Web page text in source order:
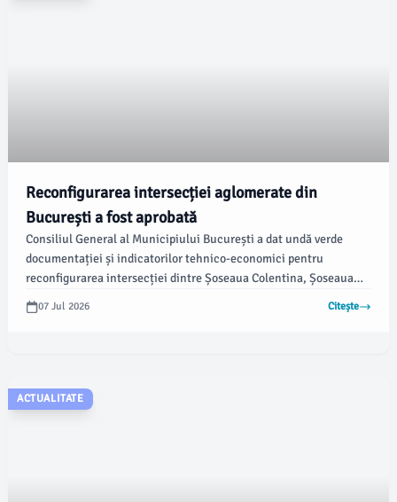
Reconfigurarea intersecției aglomerate din
București a fost aprobată
Consiliul General al Municipiului București a dat undă verde
documentației și indicatorilor tehnico-economici pentru
reconfigurarea intersecției dintre Șoseaua Colentina, Șoseaua
Fundeni, Șoseaua Andronache și Strada Gherghiței. Proiectul,
destinat îmbunătățirii circulației, promite să crească siguranța
07 Jul 2026 Citește
ACTUALITATE